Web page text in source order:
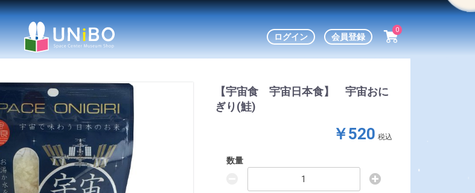
ログイン 会員登録
0
【宇宙食 宇宙日本食】 宇宙おに
ぎり(鮭)
￥520 税込
数量